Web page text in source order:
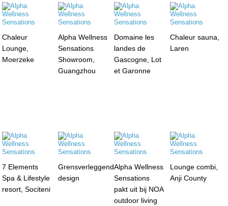
Chaleur
Lounge,
Moerzeke
Alpha Wellness
Sensations
Showroom,
Guangzhou
Domaine les
landes de
Gascogne, Lot
et Garonne
Chaleur sauna,
Laren
7 Elements
Spa & Lifestyle
resort, Sociteni
Grensverleggend
design
Alpha Wellness
Sensations
pakt uit bij NOA
outdoor living
Lounge combi,
Anji County